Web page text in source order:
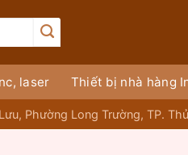
laser Thiết bị nhà hàng
Phường Long Trường, TP.